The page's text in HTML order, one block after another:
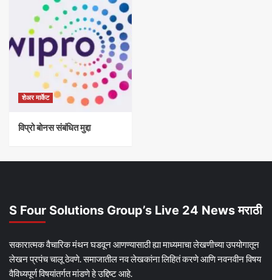
शेअर मार्केट
विप्रो बोनस संबंधित मुद्दा
S Four Solutions Group’s Live 24 News मराठी
सकारात्मक वैचारिक मंथन घडवून आणण्यासाठी ह्या माध्यमाचा लेखणीच्या उपयोगातून
लेखन प्रपंच चालू ठेवणे. समाजातील नव लेखकांना लिहितं करणे आणि नवनवीन विषय
वैविध्यपूर्ण विषयांतर्गत मांडणे हे उद्दिष्ट आहे.